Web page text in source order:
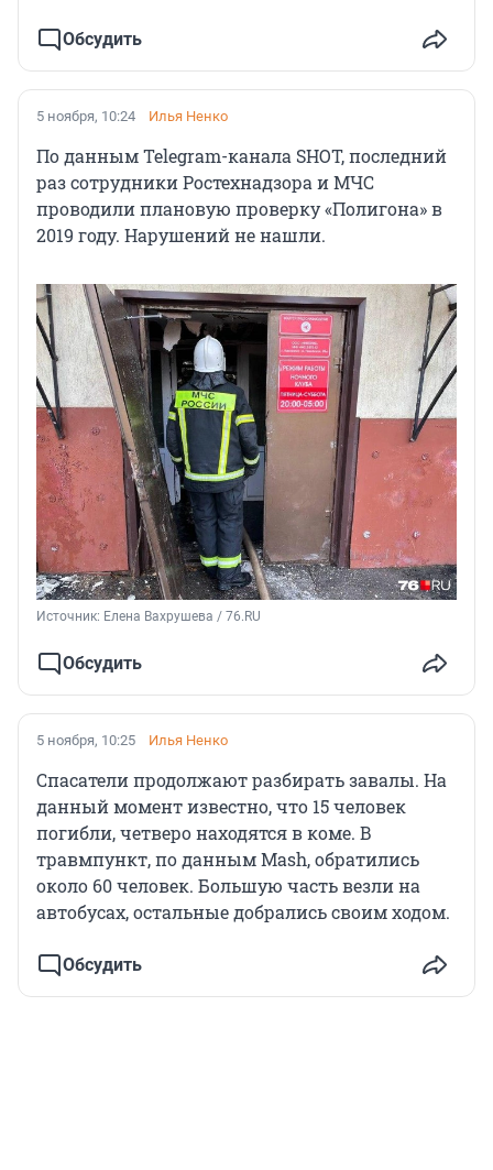
Обсудить
5 ноября, 10:24 Илья Ненко
По данным Telegram-канала SHOT, последний
раз сотрудники Ростехнадзора и МЧС
проводили плановую проверку «Полигона» в
2019 году. Нарушений не нашли.
Источник: Елена Вахрушева / 76.RU
Обсудить
5 ноября, 10:25 Илья Ненко
Спасатели продолжают разбирать завалы. На
данный момент известно, что 15 человек
погибли, четверо находятся в коме. В
травмпункт, по данным Mash, обратились
около 60 человек. Большую часть везли на
автобусах, остальные добрались своим ходом.
Обсудить